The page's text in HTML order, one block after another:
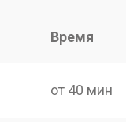
Время
от 40 мин